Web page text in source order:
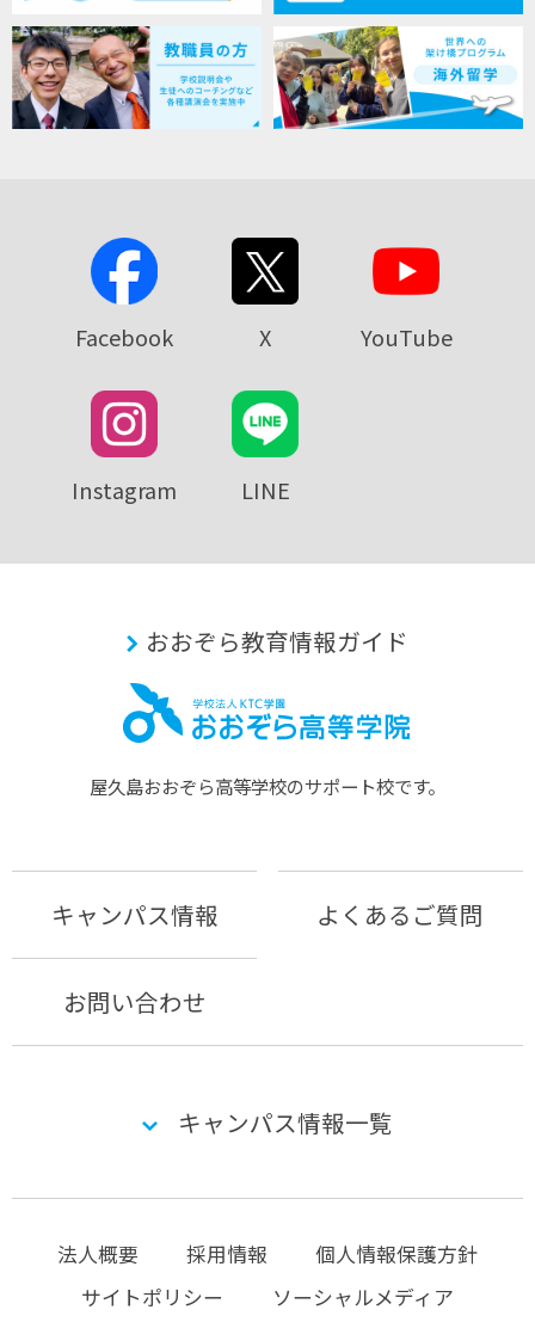
Facebook X YouTube
Instagram LINE
おおぞら教育情報ガイド
屋久島おおぞら⾼等学校のサポート校です。
キャンパス情報 よくあるご質問
お問い合わせ
キャンパス情報一覧
法人概要 採用情報
個人情報保護方針
サイトポリシー
ソーシャルメディア